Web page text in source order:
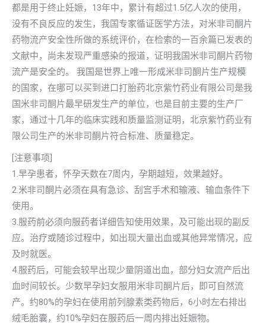
都是用于终止妊娠，13年中，累计有超过1.5亿人次的使用，
没有不良反应的发生，我国专家循证医学方法，对米非司酮片
药物流产安全性所做的系统评价，在检索的一百余篇已发表的
文献中，尚未发现严重感染的报道，证明我国米非司酮片药物
流产是安全的。 我国是世界上唯一形成米非司酮片生产规模
的国家，在哪可以买到进口打胎药北京紫竹药业有限公司是我
国米非司酮片最早研发生产的单位，也是目前主要的生产厂
家，通过十几年的临床实践和质量监测证明，北京紫竹药业有
限公司生产的米非司酮片符合标准、质量稳定。
[注意事项]
1.早孕患者，怀孕天数在7周内，孕期越短，效果越好。
2.米非司酮片必须在具有急诊、刮宫手术和输液、输血条件下
使用。
3.服药前必须向服药者详细告知使用效果，及可能出现的副反
应。治疗或随诊过程中，如出现大量出血或其他异常情况，应
及时就医。
4.服药后，可能会较早出现少量阴道出血，部分妇女流产后出
血时间较长。少数早孕妇女服用米非司酮片后，即可自然流
产。约80%的孕妇在使用前列腺素类药物后，6小时左右排出
绒毛胎囊，约10%孕妇在服药后一周内排出妊娠物。